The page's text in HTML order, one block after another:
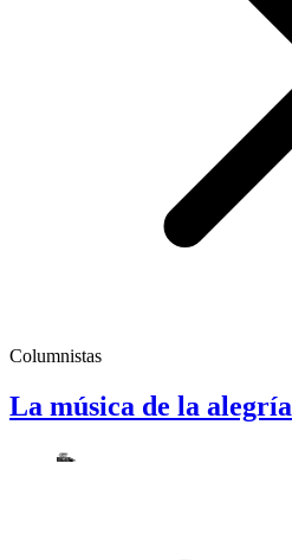
Columnistas
La música de la alegría